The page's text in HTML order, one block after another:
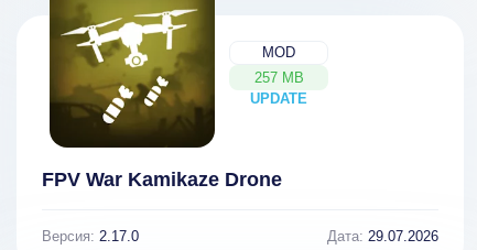
MOD
257 MB
UPDATE
NEW
FPV War Kamikaze Drone
Версия: 2.17.0 Дата: 29.07.2026